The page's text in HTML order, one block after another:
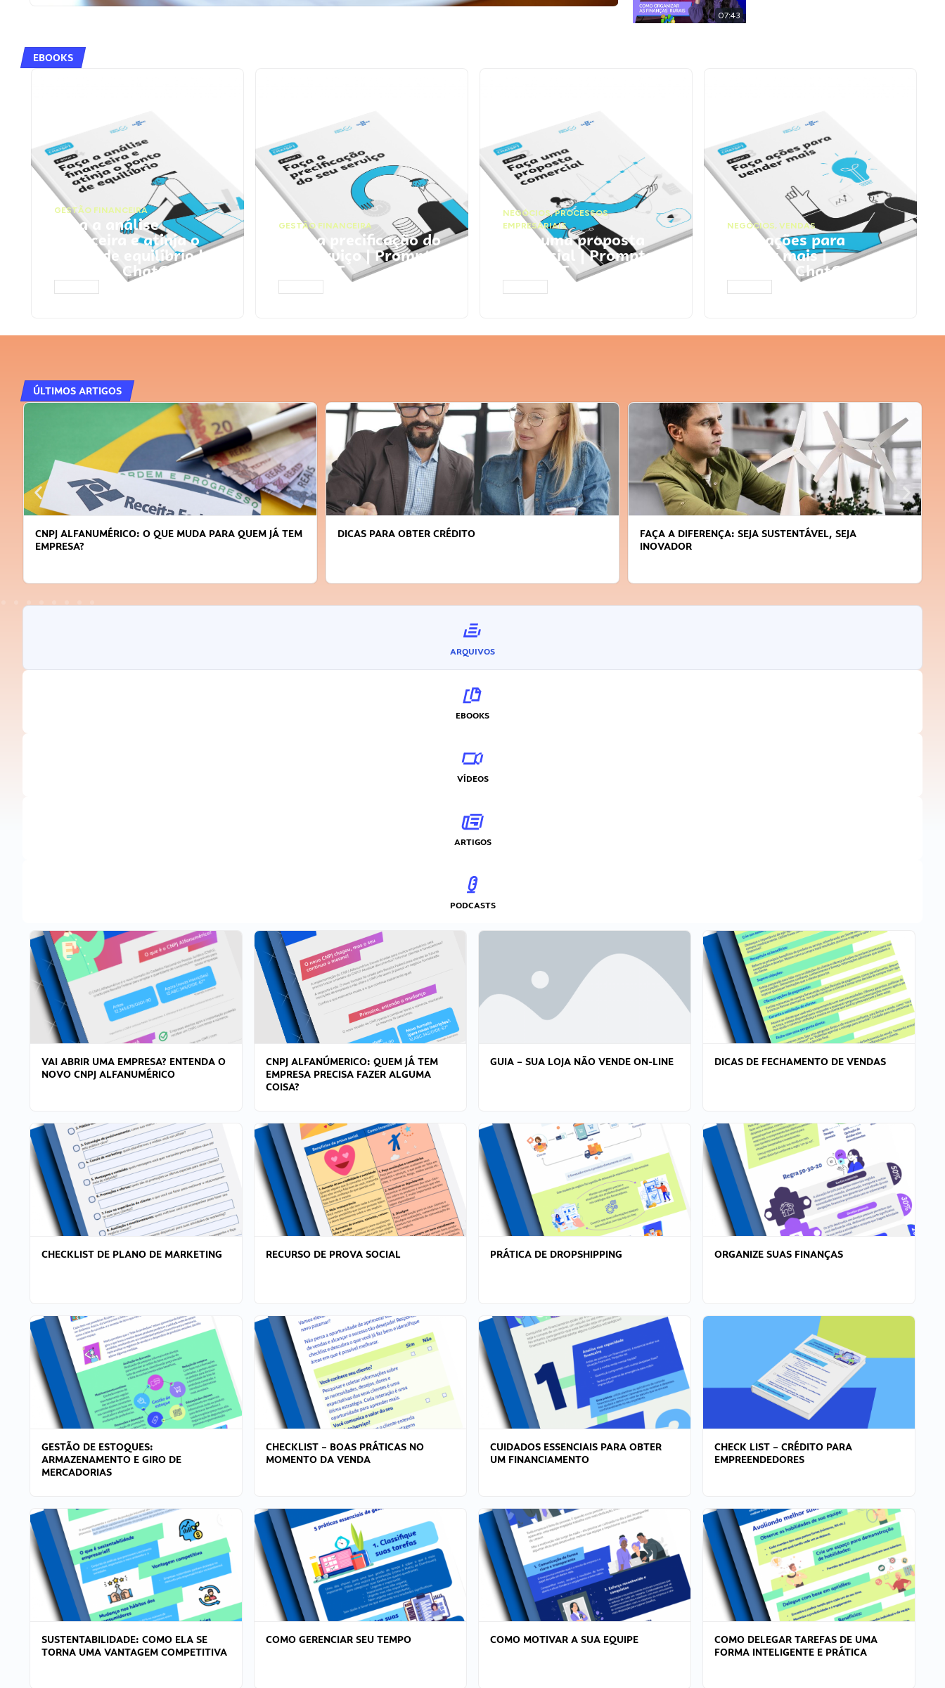
07:43
EBOOKS
GESTÃO FINANCEIRA
Faça a análise
financeira e atinja o
ponto de equilíbrio |
Prompts ChatGPT
GESTÃO FINANCEIRA
Faça a precificação do
seu serviço | Prompts
ChatGPT
NEGÓCIOS,PROCESSOS
EMPRESARIAIS
Faça uma proposta
comercial | Prompts
ChatGPT
NEGÓCIOS, VENDAS
Faça ações para
vender mais |
Prompts ChatGPT
ÚLTIMOS ARTIGOS
CNPJ ALFANUMÉRICO: O QUE MUDA PARA QUEM JÁ TEM
EMPRESA?
DICAS PARA OBTER CRÉDITO
FAÇA A DIFERENÇA: SEJA SUSTENTÁVEL, SEJA
INOVADOR
ARQUIVOS
EBOOKS
VÍDEOS
ARTIGOS
PODCASTS
VAI ABRIR UMA EMPRESA? ENTENDA O
NOVO CNPJ ALFANUMÉRICO
CNPJ ALFANÚMERICO: QUEM JÁ TEM
EMPRESA PRECISA FAZER ALGUMA
COISA?
GUIA – SUA LOJA NÃO VENDE ON-LINE DICAS DE FECHAMENTO DE VENDAS
CHECKLIST DE PLANO DE MARKETING RECURSO DE PROVA SOCIAL PRÁTICA DE DROPSHIPPING ORGANIZE SUAS FINANÇAS
GESTÃO DE ESTOQUES:
ARMAZENAMENTO E GIRO DE
MERCADORIAS
CHECKLIST – BOAS PRÁTICAS NO
MOMENTO DA VENDA
CUIDADOS ESSENCIAIS PARA OBTER
UM FINANCIAMENTO
CHECK LIST – CRÉDITO PARA
EMPREENDEDORES
SUSTENTABILIDADE: COMO ELA SE
TORNA UMA VANTAGEM COMPETITIVA
COMO GERENCIAR SEU TEMPO COMO MOTIVAR A SUA EQUIPE
COMO DELEGAR TAREFAS DE UMA
FORMA INTELIGENTE E PRÁTICA